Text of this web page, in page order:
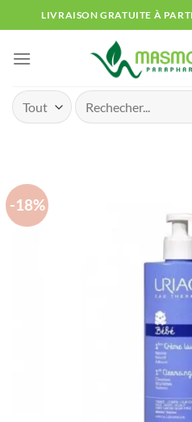
au
contenu
LIVRAISON GRATUITE À
Recherche
pour :
-18%